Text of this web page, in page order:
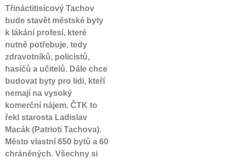
Třináctitisícový Tachov
bude stavět městské byty
k lákání profesí, které
nutně potřebuje, tedy
zdravotníků, policistů,
hasičů a učitelů. Dále chce
budovat byty pro lidi, kteří
nemají na vysoký
komerční nájem. ČTK to
řekl starosta Ladislav
Macák (Patrioti Tachova).
Město vlastní 650 bytů a 60
chráněných. Všechny si